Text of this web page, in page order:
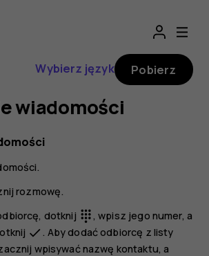
Wybierz język Pobierz
wiadomości
.
rozmowę.
dotknij dialpad , wpisz jego numer, a
done . Aby dodać odbiorcę z listy
wpisywać nazwę kontaktu, a